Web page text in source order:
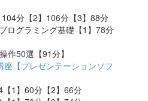
104分【2】106分【3】88分
ログラミング基礎【1】78分
作50選【91分】
【プレゼンテーションソフ
【1】60分【2】66分